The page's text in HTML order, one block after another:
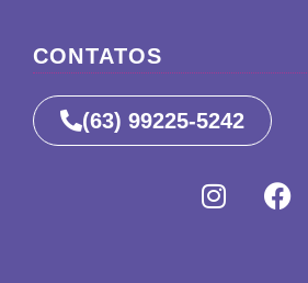
CONTATOS
(63) 99225-5242